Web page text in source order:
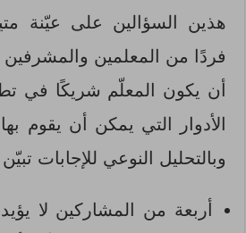
فردًا من المعلمين والمشرفين
أن يكون المعلّم شريكًا في
الأدوار التي يمكن أن يقوم
وبالتحليل النوعي للإجابات
أربعة من المشاركين لا